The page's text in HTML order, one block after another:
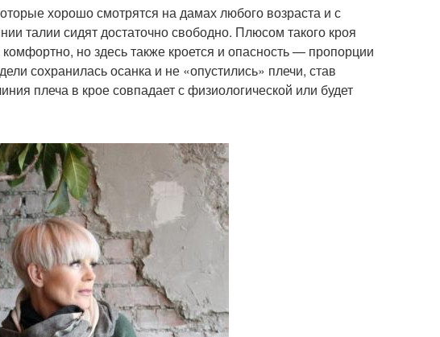
хорошо смотрятся на дамах любого возраста и с
талии сидят достаточно свободно. Плюсом такого кроя
но здесь также кроется и опасность — пропорции
сохранилась осанка и не «опустились» плечи, став
плеча в крое совпадает с физиологической или будет